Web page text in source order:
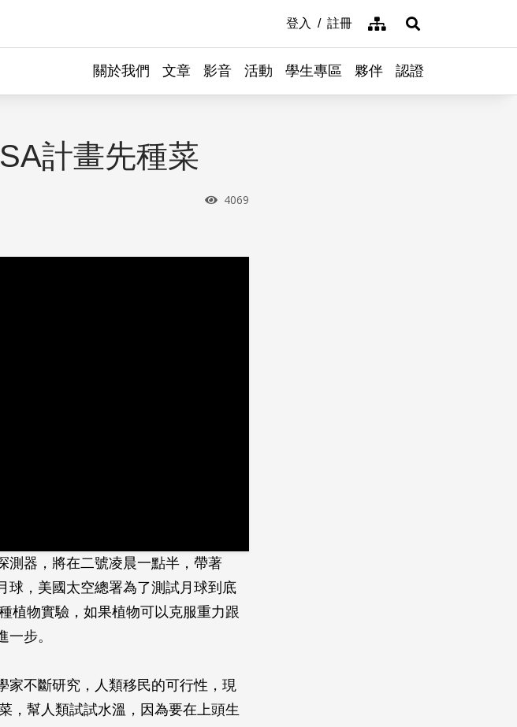
登入 註冊 網站導覽展開搜尋
關於我們 文章 影音 活動 學生專區 夥伴 認證
計畫先種菜
瀏覽次數
4069
測器，將在二號凌晨一點半，帶著
球，美國太空總署為了測試月球到底
植物實驗，如果植物可以克服重力跟
步。
家不斷研究，人類移民的可行性，現
，幫人類試試水溫，因為要在上頭生